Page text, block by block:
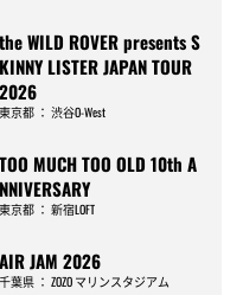
the WILD ROVER presents S
KINNY LISTER JAPAN TOUR
2026
東京都 ：渋谷O-West
TOO MUCH TOO OLD 10th A
NNIVERSARY
東京都 ：新宿LOFT
AIR JAM 2026
千葉県 ：ZOZO マリンスタジアム